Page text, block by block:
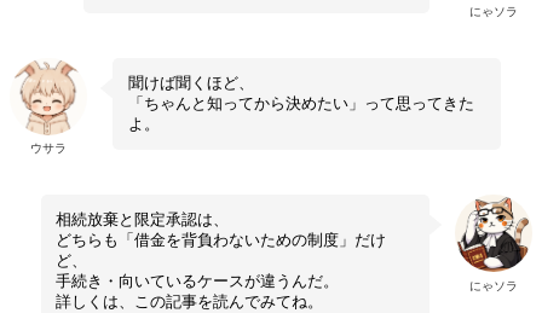
にゃソラ
ウサラ
聞けば聞くほど、
「ちゃんと知ってから決めたい」って思ってきた
よ。
にゃソラ
相続放棄と限定承認は、
どちらも「借金を背負わないための制度」だけ
ど、
手続き・向いているケースが違うんだ。
詳しくは、この記事を読んでみてね。